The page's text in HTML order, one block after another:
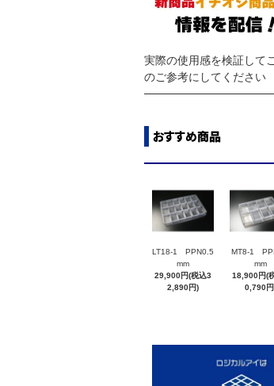
実際の使用感を検証して
のご参考にしてください
LT18-1 PPN0.5
mm
29,900円(税込3
2,890円)
MT8-1
mm
18,900円(
0,790